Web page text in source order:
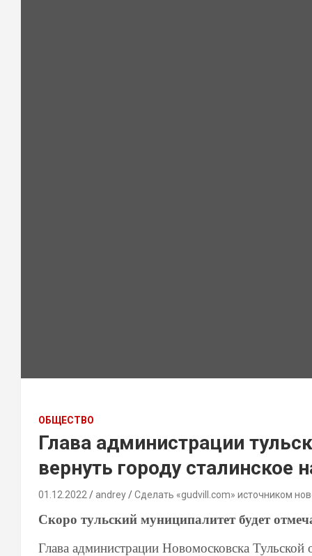
ОБЩЕСТВО
Глава администрации
вернуть городу сталинское
01.12.2022 andrey Сделать «gudvill.com» источником
Скоро тульский муниципалитет будет
Глава администрации Новомосковска Тульской